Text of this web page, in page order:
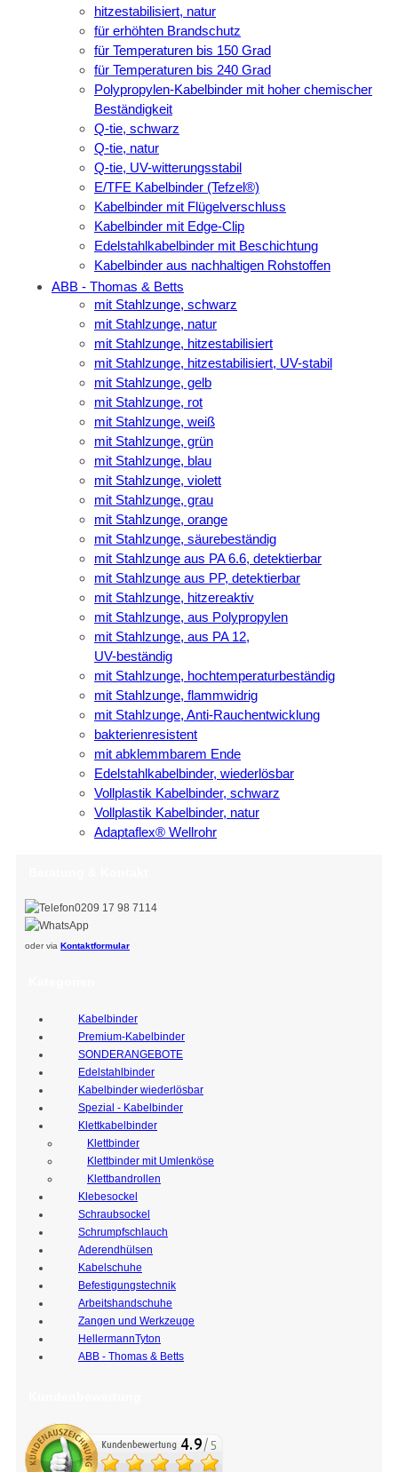
hitzestabilisiert, natur
für erhöhten Brandschutz
für Temperaturen bis 150 Grad
für Temperaturen bis 240 Grad
Polypropylen-Kabelbinder mit hoher chemischer
Beständigkeit
Q-tie, schwarz
Q-tie, natur
Q-tie, UV-witterungsstabil
E/TFE Kabelbinder (Tefzel®)
Kabelbinder mit Flügelverschluss
Kabelbinder mit Edge-Clip
Edelstahlkabelbinder mit Beschichtung
Kabelbinder aus nachhaltigen Rohstoffen
ABB - Thomas & Betts
mit Stahlzunge, schwarz
mit Stahlzunge, natur
mit Stahlzunge, hitzestabilisiert
mit Stahlzunge, hitzestabilisiert, UV-stabil
mit Stahlzunge, gelb
mit Stahlzunge, rot
mit Stahlzunge, weiß
mit Stahlzunge, grün
mit Stahlzunge, blau
mit Stahlzunge, violett
mit Stahlzunge, grau
mit Stahlzunge, orange
mit Stahlzunge, säurebeständig
mit Stahlzunge aus PA 6.6, detektierbar
mit Stahlzunge aus PP, detektierbar
mit Stahlzunge, hitzereaktiv
mit Stahlzunge, aus Polypropylen
mit Stahlzunge, aus PA 12,
UV-beständig
mit Stahlzunge, hochtemperaturbeständig
mit Stahlzunge, flammwidrig
mit Stahlzunge, Anti-Rauchentwicklung
bakterienresistent
mit abklemmbarem Ende
Edelstahlkabelbinder, wiederlösbar
Vollplastik Kabelbinder, schwarz
Vollplastik Kabelbinder, natur
Adaptaflex® Wellrohr
0209 17 98 7114
oder via Kontaktformular
Kabelbinder
Premium-Kabelbinder
SONDERANGEBOTE
Edelstahlbinder
Kabelbinder wiederlösbar
Spezial - Kabelbinder
Klettkabelbinder
Klettbinder
Klettbinder mit Umlenköse
Klettbandrollen
Klebesockel
Schraubsockel
Schrumpfschlauch
Aderendhülsen
Kabelschuhe
Befestigungstechnik
Arbeitshandschuhe
Zangen und Werkzeuge
HellermannTyton
ABB - Thomas & Betts